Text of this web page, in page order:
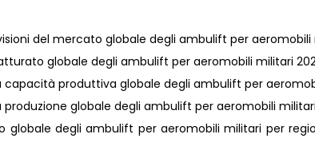
del mercato globale degli ambulift per aeromobili
globale degli ambulift per aeromobili militari
capacità produttiva globale degli ambulift per
produzione globale degli ambulift per aeromobili
globale degli ambulift per aeromobili militari per